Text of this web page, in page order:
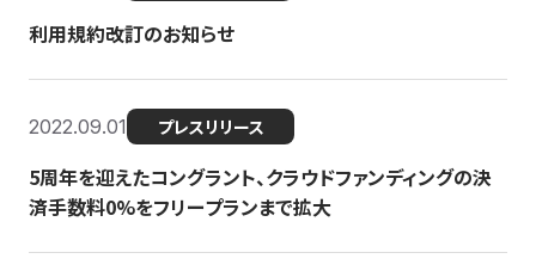
利用規約改訂のお知らせ
2022.09.01 プレスリリース
5周年を迎えたコングラント、クラウドファンディングの決
済手数料0%をフリープランまで拡大